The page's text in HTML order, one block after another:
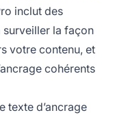
inclut des
surveiller la façon
votre contenu, et
cohérents
texte d’ancrage